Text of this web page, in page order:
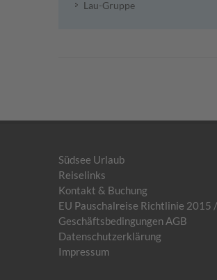
Lau-Gruppe
Südsee Urlaub
Reiselinks
Kontakt & Buchung
EU Pauschalreise Richtlinie 2015
Geschäftsbedingungen AGB
Datenschutzerklärung
Impressum